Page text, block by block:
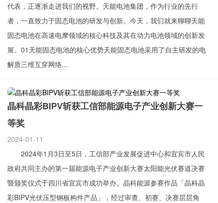
代表，正逐渐走进我们的视野。天能电池集团，作为行业的先行
者，一直致力于固态电池的研发与创新。今天，我们就来聊聊天能
固态电池在高速电摩领域的核心科技及其在动力电池领域的创新发
展。01天能固态电池的核心优势天能固态电池采用了自主研发的电
解质三维互穿网络...
晶科晶彩BIPV斩获工信部能源电子产业创新大赛一
等奖
2024-01-11
2024年1月3日至5日，工信部产业发展促进中心和宜宾市人民
政府共同主办的第一届能源电子产业创新大赛太阳能光伏赛道决赛
暨颁奖仪式于四川省宜宾市成功举办。晶科能源参赛作品「晶科晶
彩BIPV光伏压型钢板构件产品」，经过审查、初赛、决赛层层角